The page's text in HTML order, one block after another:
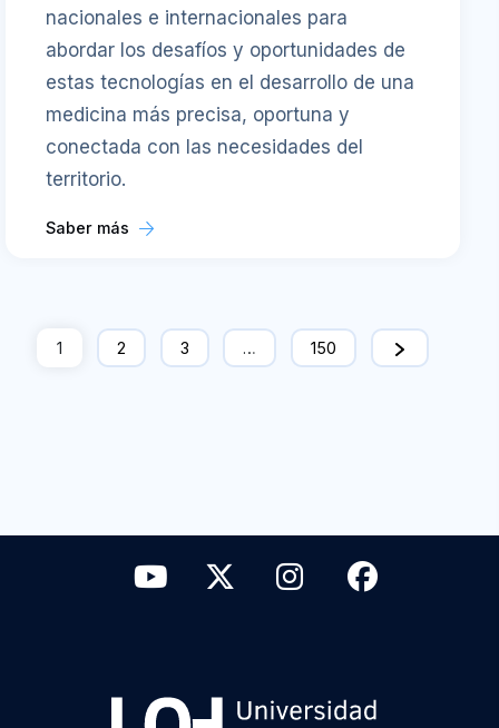
nacionales e internacionales para
abordar los desafíos y oportunidades de
estas tecnologías en el desarrollo de una
medicina más precisa, oportuna y
conectada con las necesidades del
territorio.
Saber más
1 2 3 … 150